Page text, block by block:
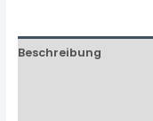
Beschreibung